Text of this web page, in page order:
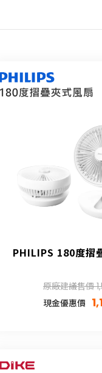
PHILIPS 180度摺
原廠建議售價
現金優惠價